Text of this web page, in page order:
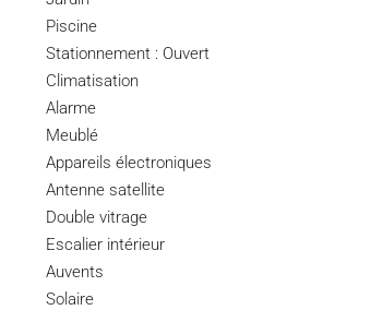
Piscine
Stationnement : Ouvert
Climatisation
Alarme
Meublé
Appareils électroniques
Antenne satellite
Double vitrage
Escalier intérieur
Auvents
Solaire